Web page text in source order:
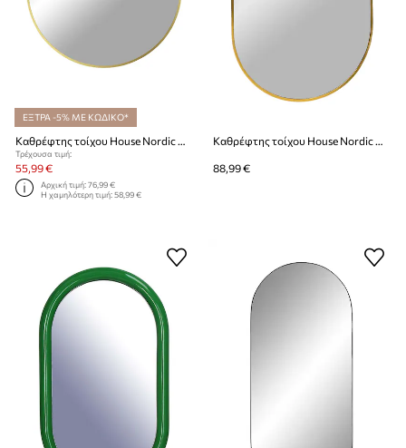
ΕΞΤΡΑ -5% ΜΕ ΚΩΔΙΚΟ*
Καθρέφτης τοίχου House Nordic Madrid
Τρέχουσα τιμή:
55,99 €
Αρχική τιμή:76,99 €
Η χαμηλότερη τιμή:58,99 €
Καθρέφτης τοίχου House Nordic Madrid
88,99 €